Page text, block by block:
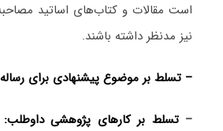
است مقالات و کتاب‌های اساتید
نیز مدنظر داشته باشند.
– تسلط بر موضوع پیشنهادی برای
–تسلط بر کارهای پژوهشی داوطلب: